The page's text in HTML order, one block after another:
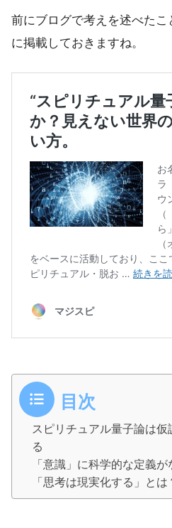
前にブログで考えを述べた
に掲載しておきますね。
目次
スピリチュアル量子論は
る
「意識」に科学的な定義
「思考は現実化する」とは